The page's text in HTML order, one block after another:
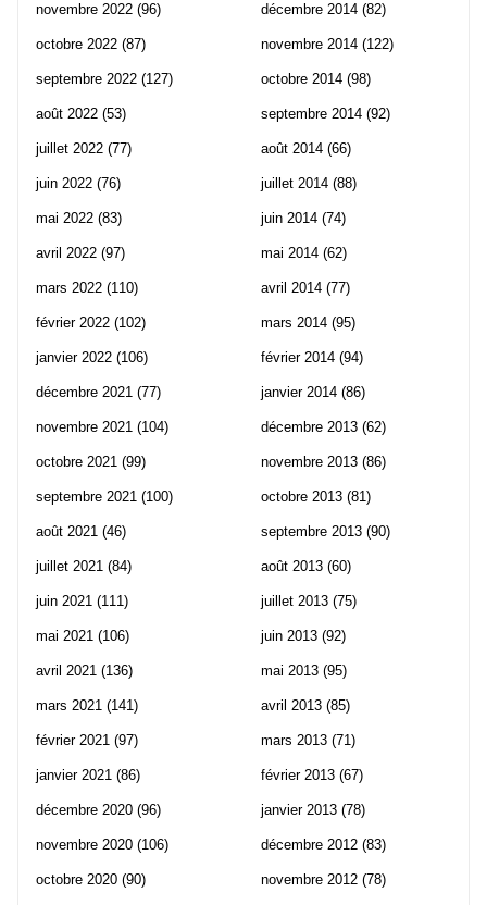
novembre 2022 (96)
octobre 2022 (87)
septembre 2022 (127)
août 2022 (53)
juillet 2022 (77)
juin 2022 (76)
mai 2022 (83)
avril 2022 (97)
mars 2022 (110)
février 2022 (102)
janvier 2022 (106)
décembre 2021 (77)
novembre 2021 (104)
octobre 2021 (99)
septembre 2021 (100)
août 2021 (46)
juillet 2021 (84)
juin 2021 (111)
mai 2021 (106)
avril 2021 (136)
mars 2021 (141)
février 2021 (97)
janvier 2021 (86)
décembre 2020 (96)
novembre 2020 (106)
octobre 2020 (90)
décembre 2014 (82)
novembre 2014 (122)
octobre 2014 (98)
septembre 2014 (92)
août 2014 (66)
juillet 2014 (88)
juin 2014 (74)
mai 2014 (62)
avril 2014 (77)
mars 2014 (95)
février 2014 (94)
janvier 2014 (86)
décembre 2013 (62)
novembre 2013 (86)
octobre 2013 (81)
septembre 2013 (90)
août 2013 (60)
juillet 2013 (75)
juin 2013 (92)
mai 2013 (95)
avril 2013 (85)
mars 2013 (71)
février 2013 (67)
janvier 2013 (78)
décembre 2012 (83)
novembre 2012 (78)